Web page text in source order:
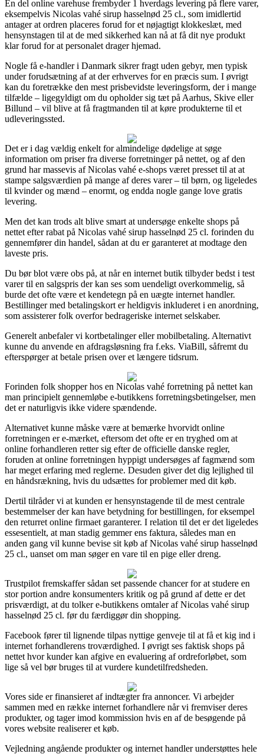
En del online varehuse frembyder 1 hverdags levering på flere varer,
eksempelvis Nicolas vahé sirup hasselnød 25 cl., som imidlertid
antager at ordren placeres forud for et nøjagtigt klokkeslæt, med
hensynstagen til at de med sikkerhed kan nå at få dit nye produkt
klar forud for at personalet drager hjemad.
Nogle få e-handler i Danmark sikrer fragt uden gebyr, men typisk
under forudsætning af at der erhverves for en præcis sum. I øvrigt
kan du foretrække den mest prisbevidste leveringsform, der i mange
tilfælde – ligegyldigt om du opholder sig tæt på Aarhus, Skive eller
Billund – vil blive at få fragtmanden til at køre produkterne til et
udleveringssted.
Det er i dag vældig enkelt for almindelige dødelige at søge
information om priser fra diverse forretninger på nettet, og af den
grund har massevis af Nicolas vahé e-shops været presset til at at
stampe salgsværdien på mange af deres varer – til børn, og ligeledes
til kvinder og mænd – enormt, og endda nogle gange love gratis
levering.
Men det kan trods alt blive smart at undersøge enkelte shops på
nettet efter rabat på Nicolas vahé sirup hasselnød 25 cl. forinden du
gennemfører din handel, sådan at du er garanteret at modtage den
laveste pris.
Du bør blot være obs på, at når en internet butik tilbyder bedst i test
varer til en salgspris der kan ses som uendeligt overkommelig, så
burde det ofte være et kendetegn på en uægte internet handler.
Bestillinger med betalingskort er heldigvis inkluderet i en anordning,
som assisterer folk overfor bedrageriske internet selskaber.
Generelt anbefaler vi kortbetalinger eller mobilbetaling. Alternativt
kunne du anvende en afdragsløsning fra f.eks. ViaBill, såfremt du
efterspørger at betale prisen over et længere tidsrum.
Forinden folk shopper hos en Nicolas vahé forretning på nettet kan
man principielt gennemløbe e-butikkens forretningsbetingelser, men
det er naturligvis ikke videre spændende.
Alternativet kunne måske være at bemærke hvorvidt online
forretningen er e-mærket, eftersom det ofte er en tryghed om at
online forhandleren retter sig efter de officielle danske regler,
foruden at online forretningen hyppigt undersøges af fagmænd som
har meget erfaring med reglerne. Desuden giver det dig lejlighed til
en håndsrækning, hvis du udsættes for problemer med dit køb.
Dertil tilråder vi at kunden er hensynstagende til de mest centrale
bestemmelser der kan have betydning for bestillingen, for eksempel
den returret online firmaet garanterer. I relation til det er det ligeledes
essesentielt, at man stadig gemmer ens faktura, således man en
anden gang vil kunne bevise sit køb af Nicolas vahé sirup hasselnød
25 cl., uanset om man søger en vare til en pige eller dreng.
Trustpilot fremskaffer sådan set passende chancer for at studere en
stor portion andre konsumenters kritik og på grund af dette er det
prisværdigt, at du tolker e-butikkens omtaler af Nicolas vahé sirup
hasselnød 25 cl. før du færdiggør din shopping.
Facebook fører til lignende tilpas nyttige genveje til at få et kig ind i
internet forhandlerens troværdighed. I øvrigt ses faktisk shops på
nettet hvor kunder kan afgive en evaluering af ordreforløbet, som
lige så vel bør bruges til at vurdere kundetilfredsheden.
Vores side er finansieret af indtægter fra annoncer. Vi arbejder
sammen med en række internet forhandlere når vi fremviser deres
produkter, og tager imod kommission hvis en af de besøgende på
vores website realiserer et køb.
Vejledning angående produkter og internet handler understøttes hele